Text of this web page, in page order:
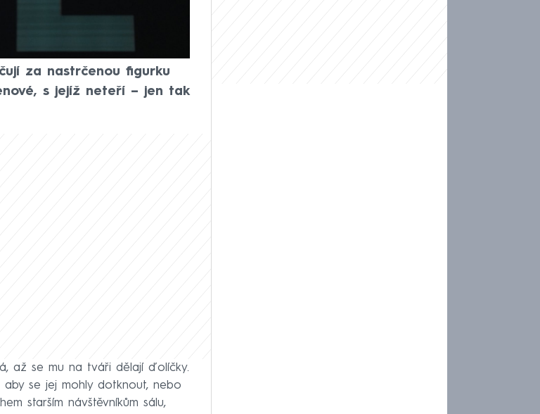
uprostřed problematické
který chce omezovat
Bardellovi zatím příliš
za nastrčenou figurku
s jejíž neteří – jen tak
až se mu na tváři dělají ďolíčky.
se jej mohly dotknout, nebo
starším návštěvníkům sálu,